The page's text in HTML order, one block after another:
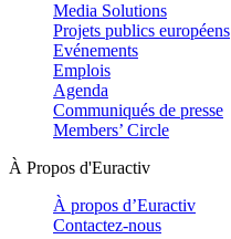
Media Solutions
Projets publics européens
Evénements
Emplois
Agenda
Communiqués de presse
Members’ Circle
À Propos d'Euractiv
À propos d’Euractiv
Contactez-nous